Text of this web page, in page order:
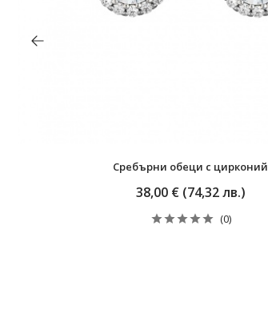
Сребърни обеци с цирконий
38,00 € (74,32 лв.)
(0)